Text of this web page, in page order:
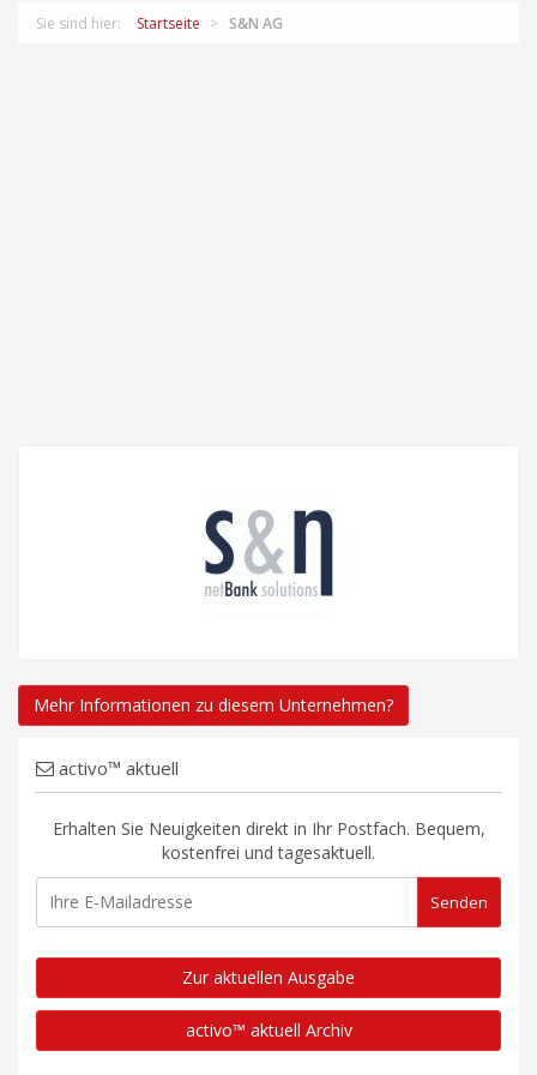
Sie sind hier: Startseite S&N AG
Mehr Informationen zu diesem Unternehmen?
activo™ aktuell
Erhalten Sie Neuigkeiten direkt in Ihr Postfach. Bequem,
kostenfrei und tagesaktuell.
Zur aktuellen Ausgabe
activo™ aktuell Archiv